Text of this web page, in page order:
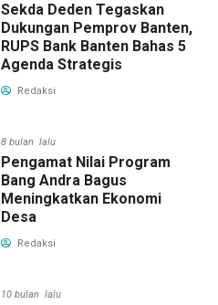
Sekda Deden Tegaskan
Dukungan Pemprov Banten,
RUPS Bank Banten Bahas 5
Agenda Strategis
Redaksi
8 bulan lalu
Pengamat Nilai Program
Bang Andra Bagus
Meningkatkan Ekonomi
Desa
Redaksi
10 bulan lalu